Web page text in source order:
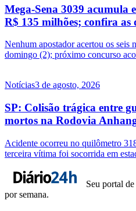
Mega-Sena 3039 acumula
R$ 135 milhões; confira as
Nenhum apostador acertou os seis
domingo (2); próximo concurso
Notícias3 de agosto, 2026
SP: Colisão trágica entre
mortos na Rodovia
Acidente ocorreu no quilômetro
terceira vítima foi socorrida em
Seu portal
por semana.